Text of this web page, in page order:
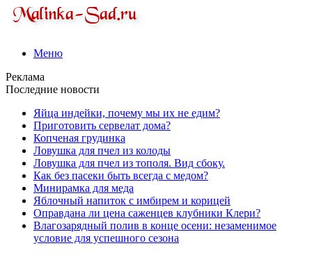
Меню
Реклама
Последние новости
Яйца индейки, почему мы их не едим?
Приготовить сервелат⁠⁠ дома?
Копченая грудинка
Ловушка для пчел из колоды
Ловушка для пчел из тополя. Вид сбоку.
Как без пасеки быть всегда с медом?
Минирамка для меда
Яблочный напиток с имбирем и корицей
Оправдана ли цена саженцев клубники Клери?
Влагозарядный полив в конце осени: незаменимое
условие для успешного сезона